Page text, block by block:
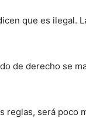
que es ilegal.
de derecho se
reglas, será poco